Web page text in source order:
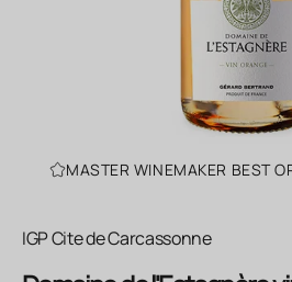
MASTER WINEMAKER BEST
IGP Cite de Carcassonne